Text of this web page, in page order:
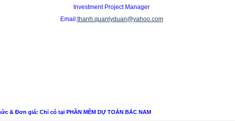
Investment Project Manager
Email:thanh.quanlyduan@yahoo.com
& Đơn giá: Chỉ có tại PHẦN MỀM DỰ TOÁN BẮC NAM